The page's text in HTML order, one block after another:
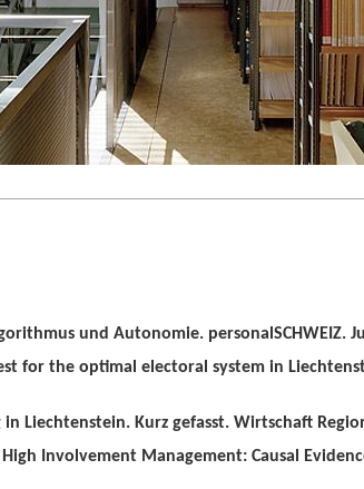
und Autonomie. personalSCHWEIZ.
for the optimal electoral system in
Liechtenstein. Kurz gefasst. Wirtschaft
Involvement Management: Causal